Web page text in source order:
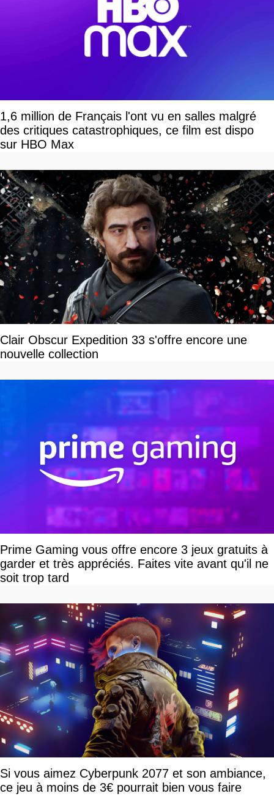
1,6 million de Français l'ont vu en salles malgré
des critiques catastrophiques, ce film est dispo
sur HBO Max
Clair Obscur Expedition 33 s'offre encore une
nouvelle collection
Prime Gaming vous offre encore 3 jeux gratuits à
garder et très appréciés. Faites vite avant qu'il ne
soit trop tard
Si vous aimez Cyberpunk 2077 et son ambiance,
ce jeu à moins de 3€ pourrait bien vous faire